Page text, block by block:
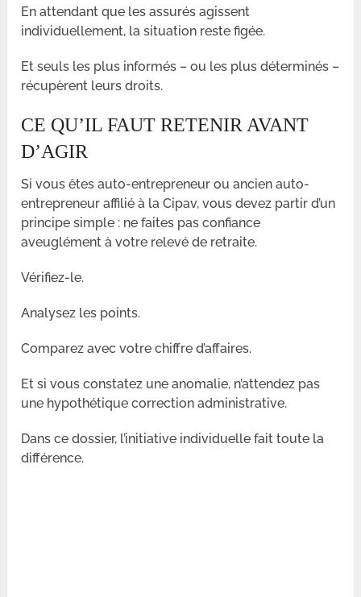
En attendant que les assurés agissent
individuellement, la situation reste figée.
Et seuls les plus informés – ou les plus déterminés –
récupèrent leurs droits.
CE QU’IL FAUT RETENIR AVANT
D’AGIR
Si vous êtes auto-entrepreneur ou ancien auto-
entrepreneur affilié à la Cipav, vous devez partir d’un
principe simple : ne faites pas confiance
aveuglément à votre relevé de retraite.
Vérifiez-le.
Analysez les points.
Comparez avec votre chiffre d’affaires.
Et si vous constatez une anomalie, n’attendez pas
une hypothétique correction administrative.
Dans ce dossier, l’initiative individuelle fait toute la
différence.